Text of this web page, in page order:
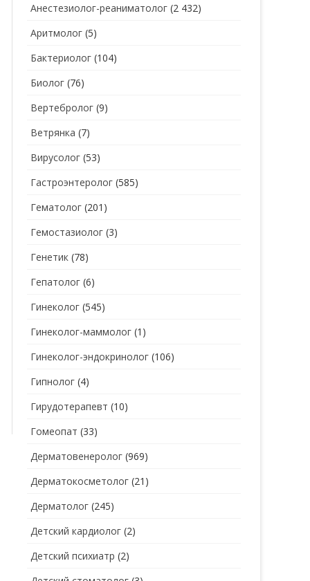
СТОМАТОЛОГ-ОРТОДОНТ
ЭНДОКРИНОЛОГ
Анестезиолог-реаниматолог (2 432)
Аритмолог (5)
Бактериолог (104)
Биолог (76)
Вертебролог (9)
Ветрянка (7)
Вирусолог (53)
Гастроэнтеролог (585)
Гематолог (201)
Гемостазиолог (3)
Генетик (78)
Гепатолог (6)
Гинеколог (545)
Гинеколог-маммолог (1)
Гинеколог-эндокринолог (106)
Гипнолог (4)
Гирудотерапевт (10)
Гомеопат (33)
Дерматовенеролог (969)
Дерматокосметолог (21)
Дерматолог (245)
Детский кардиолог (2)
Детский психиатр (2)